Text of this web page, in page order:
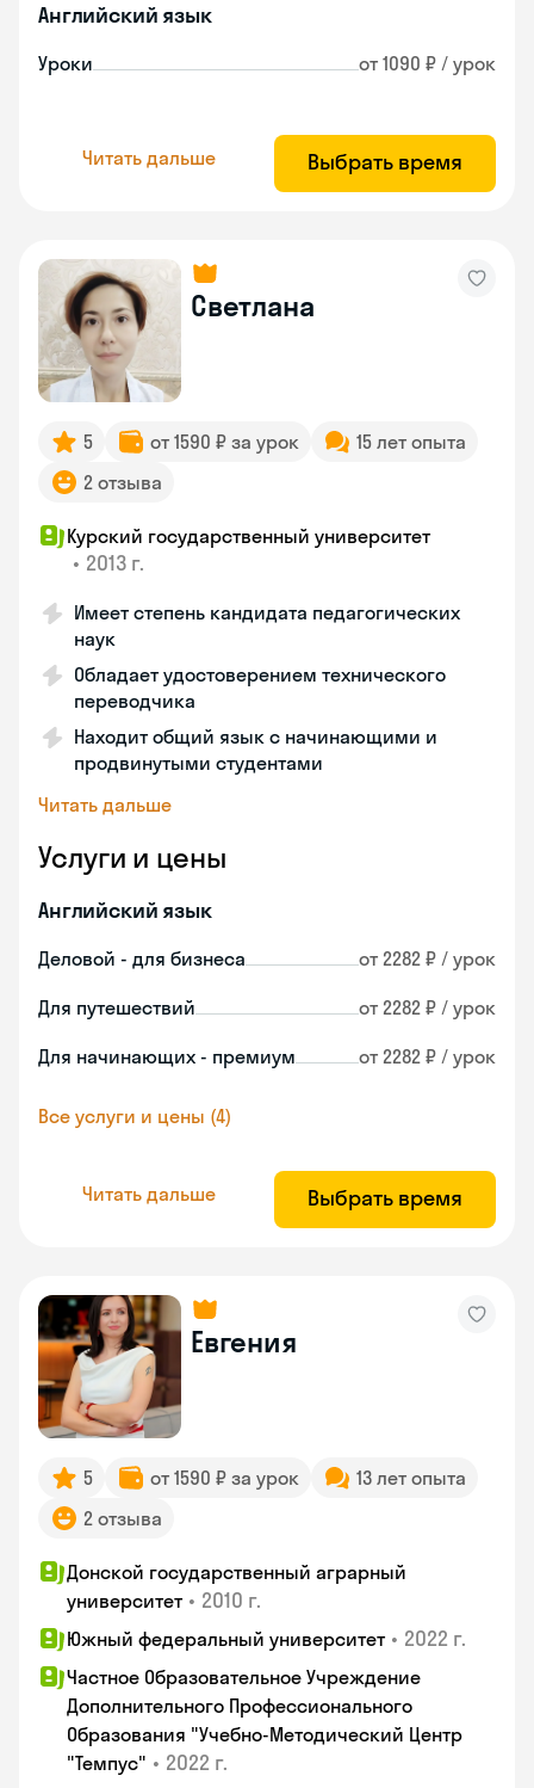
Английский язык
Уроки от 1090 ₽ / урок
Читать дальше Выбрать время
Светлана
5 от 1590 ₽ за урок
15 лет опыта
2 отзыва
Курский государственный университет
• 2013 г.
Имеет степень кандидата педагогических
наук
Обладает удостоверением технического
переводчика
Находит общий язык с начинающими и
продвинутыми студентами
Читать дальше
Услуги и цены
Английский язык
Деловой - для бизнеса от 2282 ₽ / урок
Для путешествий от 2282 ₽ / урок
Для начинающих - премиум от 2282 ₽ / урок
Все услуги и цены (4)
Читать дальше Выбрать время
Евгения
5 от 1590 ₽ за урок
13 лет опыта
2 отзыва
Донской государственный аграрный
университет • 2010 г.
Южный федеральный университет • 2022 г.
Частное Образовательное Учреждение
Дополнительного Профессионального
Образования "Учебно-Методический Центр
"Темпус" • 2022 г.